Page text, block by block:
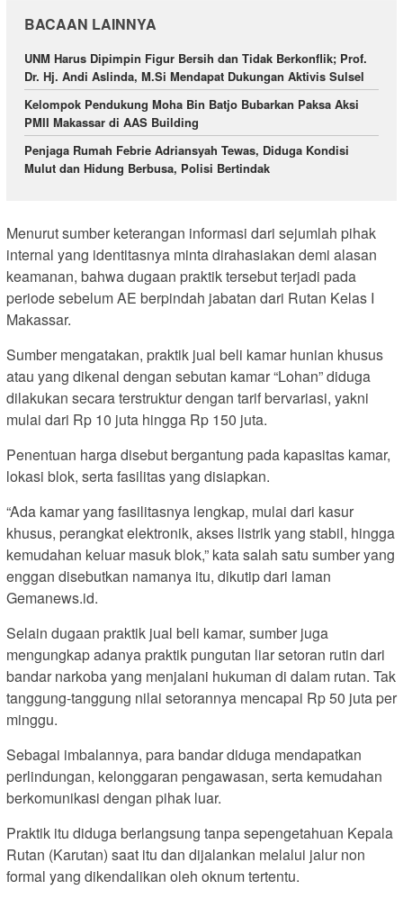
BACAAN LAINNYA
UNM Harus Dipimpin Figur Bersih dan Tidak Berkonflik; Prof.
Dr. Hj. Andi Aslinda, M.Si Mendapat Dukungan Aktivis Sulsel
Kelompok Pendukung Moha Bin Batjo Bubarkan Paksa Aksi
PMII Makassar di AAS Building
Penjaga Rumah Febrie Adriansyah Tewas, Diduga Kondisi
Mulut dan Hidung Berbusa, Polisi Bertindak
Menurut sumber keterangan informasi dari sejumlah pihak
internal yang identitasnya minta dirahasiakan demi alasan
keamanan, bahwa dugaan praktik tersebut terjadi pada
periode sebelum AE berpindah jabatan dari Rutan Kelas I
Makassar.
Sumber mengatakan, praktik jual beli kamar hunian khusus
atau yang dikenal dengan sebutan kamar “Lohan” diduga
dilakukan secara terstruktur dengan tarif bervariasi, yakni
mulai dari Rp 10 juta hingga Rp 150 juta.
Penentuan harga disebut bergantung pada kapasitas kamar,
lokasi blok, serta fasilitas yang disiapkan.
“Ada kamar yang fasilitasnya lengkap, mulai dari kasur
khusus, perangkat elektronik, akses listrik yang stabil, hingga
kemudahan keluar masuk blok,” kata salah satu sumber yang
enggan disebutkan namanya itu, dikutip dari laman
Gemanews.id.
Selain dugaan praktik jual beli kamar, sumber juga
mengungkap adanya praktik pungutan liar setoran rutin dari
bandar narkoba yang menjalani hukuman di dalam rutan. Tak
tanggung-tanggung nilai setorannya mencapai Rp 50 juta per
minggu.
Sebagai imbalannya, para bandar diduga mendapatkan
perlindungan, kelonggaran pengawasan, serta kemudahan
berkomunikasi dengan pihak luar.
Praktik itu diduga berlangsung tanpa sepengetahuan Kepala
Rutan (Karutan) saat itu dan dijalankan melalui jalur non
formal yang dikendalikan oleh oknum tertentu.